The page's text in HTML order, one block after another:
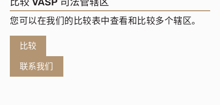
您可以在我们的比较表中查看和比较多个辖区。
比较
联系我们